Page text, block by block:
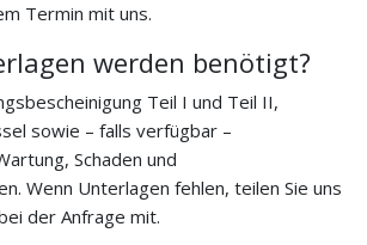
Termin mit uns.
werden benötigt?
Teil I und Teil II,
sowie – falls verfügbar –
Schaden und
Wenn Unterlagen fehlen, teilen Sie uns
der Anfrage mit.